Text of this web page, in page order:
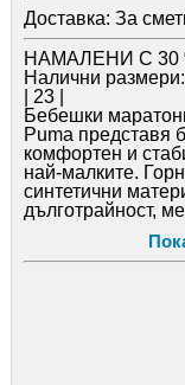
Доставка: За
НАМАЛЕНИ С 30
Налични размери:
| 23 |
Бебешки
Puma представя
комфортен и
най-малките.
синтетични
дълготрайност,
връзки, които
събуване, като